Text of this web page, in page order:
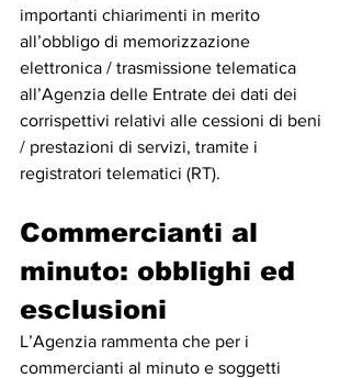
importanti chiarimenti in merito
all’obbligo di memorizzazione
elettronica / trasmissione telematica
all’Agenzia delle Entrate dei dati dei
corrispettivi relativi alle cessioni di beni
/ prestazioni di servizi, tramite i
registratori telematici (RT).
Commercianti al
minuto: obblighi ed
esclusioni
L’Agenzia rammenta che per i
commercianti al minuto e soggetti